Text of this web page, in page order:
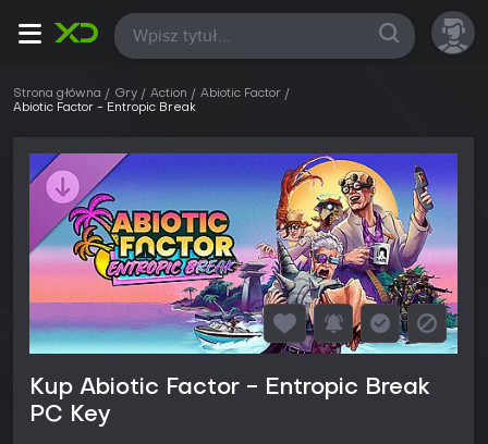
Wszystkie
Strona główna Gry Action
Abiotic Factor
Abiotic Factor - Entropic Break
Kup Abiotic Factor - Entropic Break
PC Key